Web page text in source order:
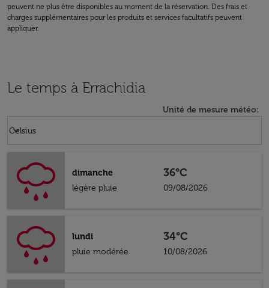
peuvent ne plus être disponibles au moment de la réservation. Des frais et
charges supplémentaires pour les produits et services facultatifs peuvent
appliquer.
Le temps à Errachidia
Unité de mesure météo:
Celsius
keyboard_arrow_down
dimanche
légère pluie
36°C
09/08/2026
lundi
pluie modérée
34°C
10/08/2026